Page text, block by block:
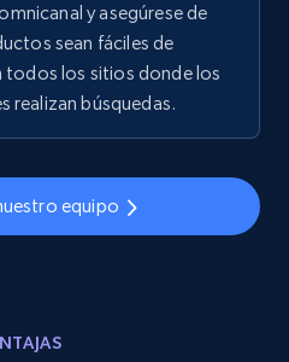
y asegúrese de
sean fáciles de
todos los sitios donde los
realizan búsquedas.
equipo